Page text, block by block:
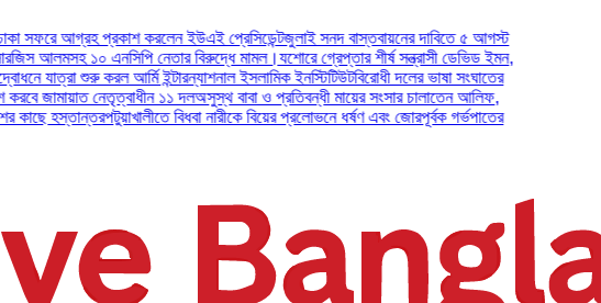
আগ্রহ প্রকাশ করলেন ইউএই প্রেসিডেন্টজুলাই সনদ বাস্তবায়নের দাবিতে ৫ আগস্ট
১০ এনসিপি নেতার বিরুদ্ধে মামল।যশোরে গ্রেপ্তার শীর্ষ সন্ত্রাসী ডেভিড ইমন,
শুরু করল আর্মি ইন্টারন্যাশনাল ইসলামিক ইনস্টিটিউটবিরোধী দলের ভাষা সংঘাতের
নেতৃত্বাধীন ১১ দলঅসুস্থ বাবা ও প্রতিবন্ধী মায়ের সংসার চালাতেন আলিফ,
পটুয়াখালীতে বিধবা নারীকে বিয়ের প্রলোভনে ধর্ষণ এবং জোরপূর্বক গর্ভপাতের